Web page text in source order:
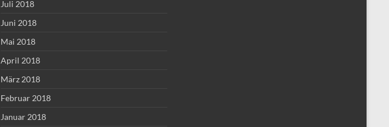
Juli 2018
Juni 2018
Mai 2018
April 2018
März 2018
Februar 2018
Januar 2018